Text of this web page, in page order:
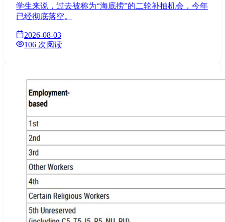
学生来说，过去被称为“海底捞”的二轮补抽机会，今年
已经彻底落空。
2026-08-03
106 次阅读